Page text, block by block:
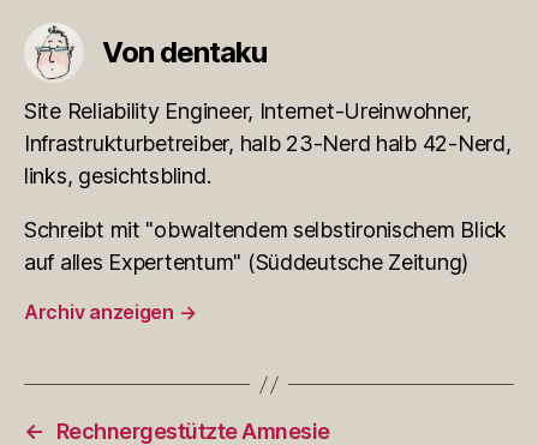
Von dentaku
Site Reliability Engineer, Internet-Ureinwohner,
Infrastrukturbetreiber, halb 23-Nerd halb 42-Nerd,
links, gesichtsblind.
Schreibt mit "obwaltendem selbstironischem Blick
auf alles Expertentum" (Süddeutsche Zeitung)
Archiv anzeigen →
←
Rechnergestützte Amnesie